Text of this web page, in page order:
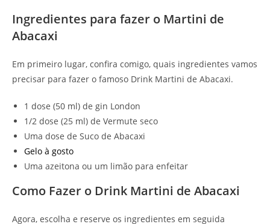
Ingredientes para fazer o Martini de
Abacaxi
Em primeiro lugar, confira comigo, quais ingredientes vamos
precisar para fazer o famoso Drink Martini de Abacaxi.
1 dose (50 ml) de gin London
1/2 dose (25 ml) de Vermute seco
Uma dose de Suco de Abacaxi
Gelo à gosto
Uma azeitona ou um limão para enfeitar
Como Fazer o Drink Martini de Abacaxi
Agora, escolha e reserve os ingredientes em seguida